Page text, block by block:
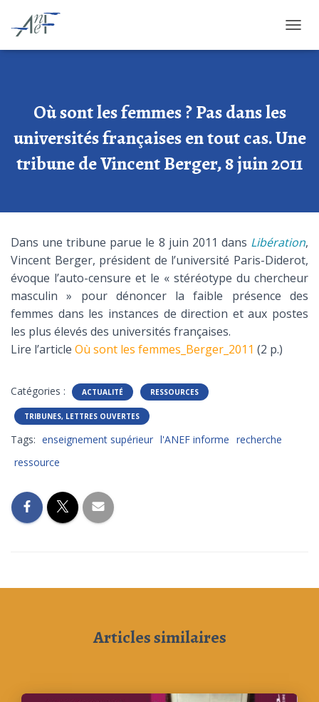
Où sont les femmes ? Pas dans les
universités françaises en tout cas. Une
tribune de Vincent Berger, 8 juin 2011
Dans une tribune parue le 8 juin 2011 dans Libération,
Vincent Berger, président de l’université Paris-Diderot,
évoque l’auto-censure et le « stéréotype du chercheur
masculin » pour dénoncer la faible présence des
femmes dans les instances de direction et aux postes
les plus élevés des universités françaises.
Lire l’article Où sont les femmes_Berger_2011 (2 p.)
Catégories : ACTUALITÉ RESSOURCES
TRIBUNES, LETTRES OUVERTES
Tags: enseignement supérieur l'ANEF informe recherche
ressource
Articles similaires